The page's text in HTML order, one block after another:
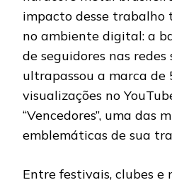
impacto desse trabalho
no ambiente digital: a
de seguidores nas redes
ultrapassou a marca de
visualizações no
“Vencedores”, uma das
emblemáticas de sua
Entre festivais, clubes e